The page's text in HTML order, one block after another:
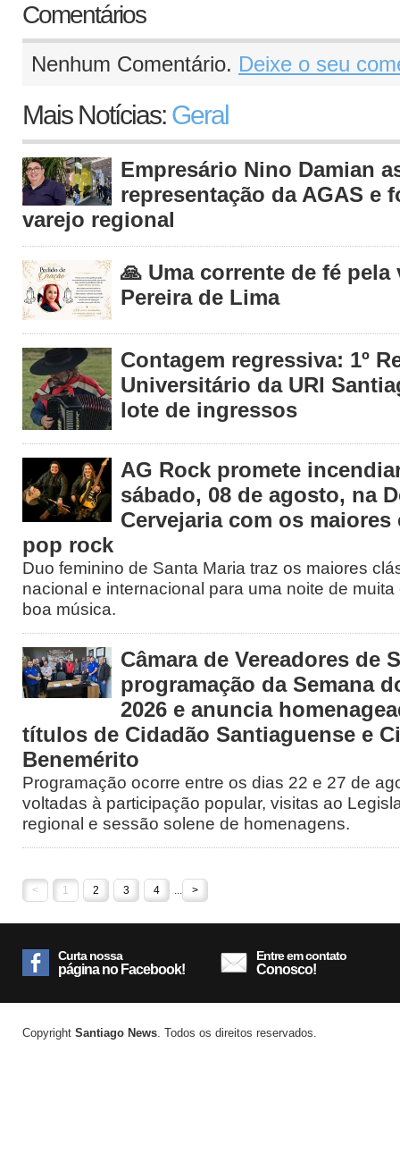
Comentários
Nenhum Comentário. Deixe o seu
Mais Notícias: Geral
Empresário Nino Damian
representação da AGAS e
varejo regional
🙏 Uma corrente de fé pela
Pereira de Lima
Contagem regressiva: 1º
Universitário da URI
lote de ingressos
AG Rock promete
sábado, 08 de agosto, na
Cervejaria com os
pop rock
Duo feminino de Santa Maria traz os maiores
nacional e internacional para uma noite de
boa música.
Câmara de Vereadores de
programação da Semana
2026 e anuncia
títulos de Cidadão Santiaguense e
Benemérito
Programação ocorre entre os dias 22 e 27 de
voltadas à participação popular, visitas ao
regional e sessão solene de homenagens.
< 1 2 3 4 ... >
Curta nossa
página no Facebook!
Entre em contato
Conosco!
Copyright Santiago News. Todos os direitos reservados.